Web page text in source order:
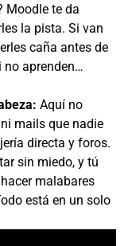
Moodle te da
la pista. Si van
caña antes de
no aprenden…
Aquí no
mails que nadie
directa y foros.
sin miedo, y tú
malabares
está en un solo